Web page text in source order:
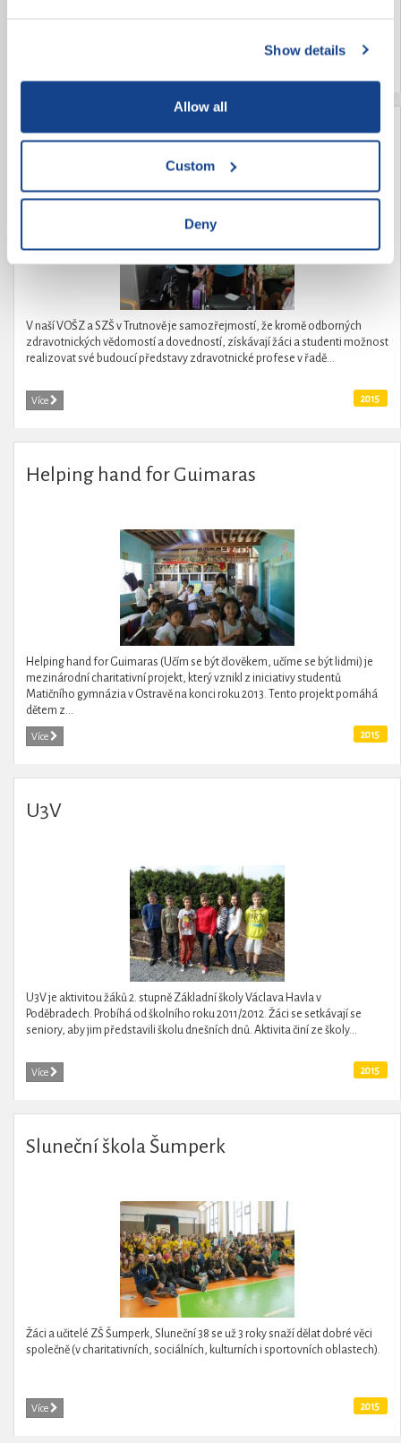
Show details
Allow all
Custom
Deny
Když stáří nemůže, mládí pomůže
V naší VOŠZ a SZŠ v Trutnově je samozřejmostí, že kromě odborných
zdravotnických vědomostí a dovedností, získávají žáci a studenti možnost
realizovat své budoucí představy zdravotnické profese v řadě...
Více 2015
Helping hand for Guimaras
Helping hand for Guimaras (Učím se být člověkem, učíme se být lidmi) je
mezinárodní charitativní projekt, který vznikl z iniciativy studentů
Matičního gymnázia v Ostravě na konci roku 2013. Tento projekt pomáhá
dětem z...
Více 2015
U3V
U3V je aktivitou žáků 2. stupně Základní školy Václava Havla v
Poděbradech. Probíhá od školního roku 2011/2012. Žáci se setkávají se
seniory, aby jim představili školu dnešních dnů. Aktivita činí ze školy...
Více 2015
Sluneční škola Šumperk
Žáci a učitelé ZŠ Šumperk, Sluneční 38 se už 3 roky snaží dělat dobré věci
společně (v charitativních, sociálních, kulturních i sportovních oblastech).
Více 2015